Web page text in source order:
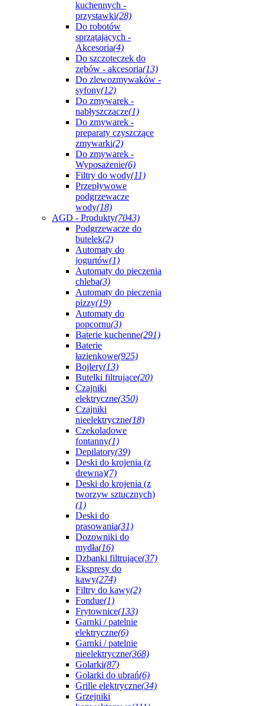
kuchennych -
przystawki(28)
Do robotów
sprzątających -
Akcesoria(4)
Do szczoteczek do
zębów - akcesoria(13)
Do zlewozmywaków -
syfony(12)
Do zmywarek -
nabłyszczacze(1)
Do zmywarek -
preparaty czyszczące
zmywarki(2)
Do zmywarek -
Wyposażenie(6)
Filtry do wody(11)
Przepływowe
podgrzewacze
wody(18)
AGD - Produkty(7043)
Podgrzewacze do
butelek(2)
Automaty do
jogurtów(1)
Automaty do pieczenia
chleba(3)
Automaty do pieczenia
pizzy(19)
Automaty do
popcornu(3)
Baterie kuchenne(291)
Baterie
łazienkowe(925)
Bojlery(13)
Butelki filtrujące(20)
Czajniki
elektryczne(350)
Czajniki
nieelektryczne(18)
Czekoladowe
fontanny(1)
Depilatory(39)
Deski do krojenia (z
drewna)(7)
Deski do krojenia (z
tworzyw sztucznych)
(1)
Deski do
prasowania(31)
Dozowniki do
mydła(16)
Dzbanki filtrujące(37)
Ekspresy do
kawy(274)
Filtry do kawy(2)
Fondue(1)
Frytownice(133)
Garnki / patelnie
elektryczne(6)
Garnki / patelnie
nieelektryczne(368)
Golarki(87)
Golarki do ubrań(6)
Grille elektryczne(34)
Grzejniki